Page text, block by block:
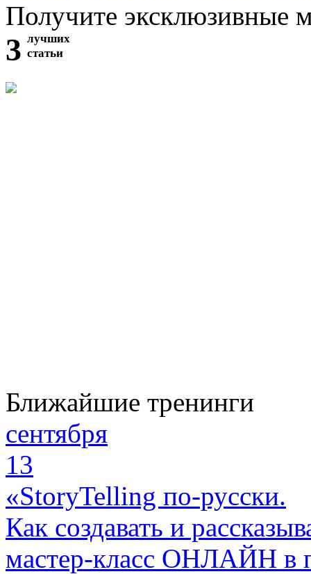
Получите эксклюзивные
3 лучших
статьи
Ближайшие тренинги
сентября
13
«StoryTelling по-русски.
Как создавать и
мастер-класс ОНЛАЙН в